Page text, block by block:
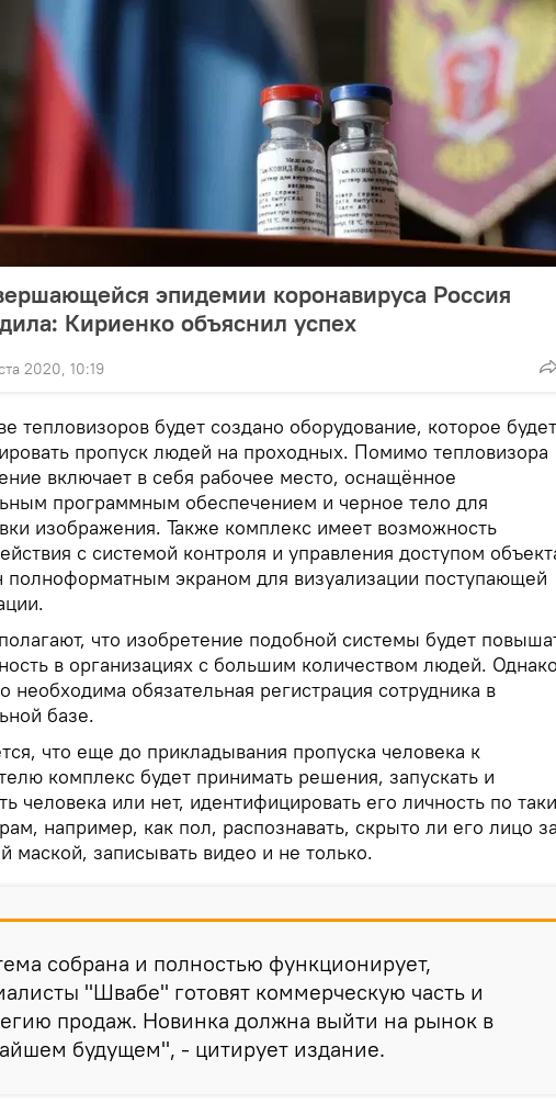
эпидемии коронавируса Россия
Кириенко объяснил успех
2020, 10:19
тепловизоров будет создано оборудование, которое будет
пропуск людей на проходных. Помимо тепловизора
включает в себя рабочее место, оснащённое
программным обеспечением и черное тело для
изображения. Также комплекс имеет возможность
с системой контроля и управления доступом
полноформатным экраном для визуализации поступающей
что изобретение подобной системы будет
в организациях с большим количеством людей. Однако
необходима обязательная регистрация сотрудника в
базе.
что еще до прикладывания пропуска человека к
комплекс будет принимать решения, запускать и
человека или нет, идентифицировать его личность по
например, как пол, распознавать, скрыто ли его лицо за
маской, записывать видео и не только.
собрана и полностью функционирует,
"Швабе" готовят коммерческую часть и
продаж. Новинка должна выйти на рынок в
будущем", - цитирует издание.